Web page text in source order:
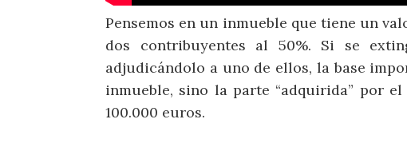
Pensemos en un inmueble que tiene un
dos contribuyentes al 50%. Si se
adjudicándolo a uno de ellos, la base
inmueble, sino la parte “adquirida” por
100.000 euros.